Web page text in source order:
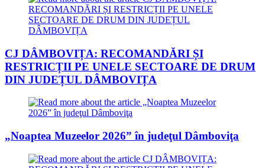
CJ DÂMBOVIȚA: RECOMANDĂRI ȘI
RESTRICȚII PE UNELE SECTOARE DE DRUM
DIN JUDEȚUL DÂMBOVIȚA
„Noaptea Muzeelor 2026” în judeţul Dâmboviţa